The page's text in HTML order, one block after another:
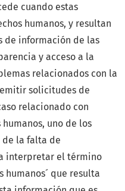
cuando estas
humanos, y resultan
de información de las
y acceso a la
relacionados con la
solicitudes de
relacionado con
uno de los
la falta de
interpretar el término
humanos´ que resulta